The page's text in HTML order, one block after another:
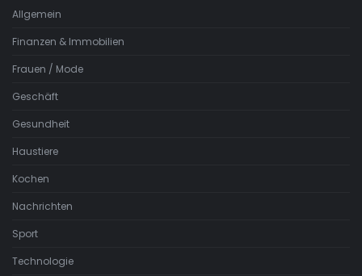
Allgemein
Finanzen & Immobilien
Frauen / Mode
Geschäft
Gesundheit
Haustiere
Kochen
Nachrichten
Sport
Technologie